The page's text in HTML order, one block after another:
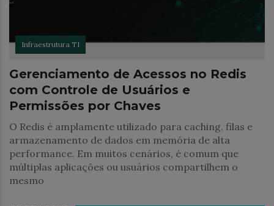
Infraestrutura TI
Gerenciamento de Acessos no Redis
com Controle de Usuários e
Permissões por Chaves
O Redis é amplamente utilizado para caching, filas e
armazenamento de dados em memória de alta
performance. Em muitos cenários, é comum que
múltiplas aplicações ou usuários compartilhem o
mesmo